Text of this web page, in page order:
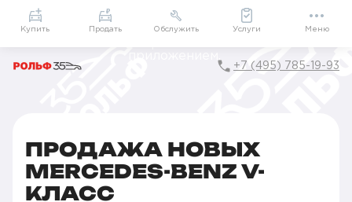
Приложение
Мой РОЛЬФ
Подарки внутри
+7 (495) 785-19-93
ПРОДАЖА НОВЫХ
MERCEDES-BENZ V-
КЛАСС
Купить Продать Обслужить Услуги Меню